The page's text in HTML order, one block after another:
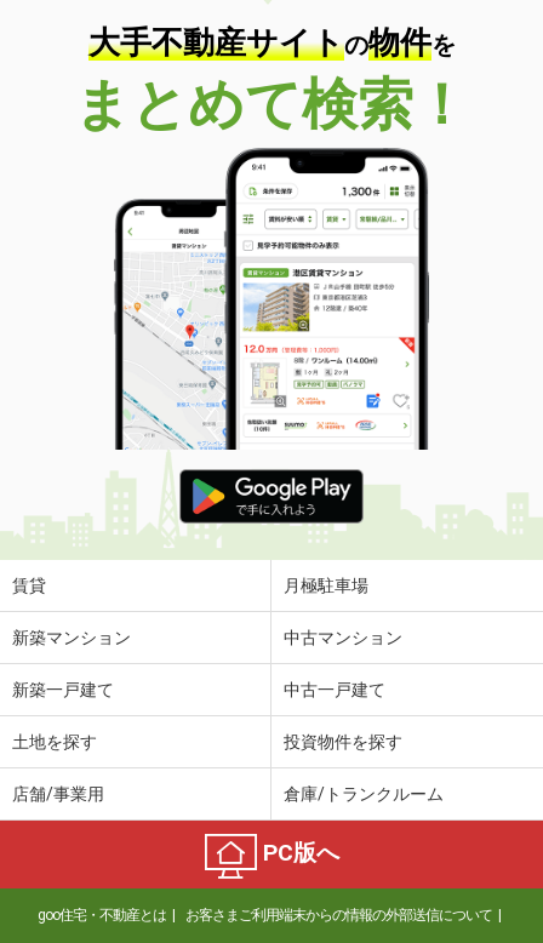
大手不動産サイトの物件を
まとめて検索！
賃貸 月極駐車場
新築マンション 中古マンション
新築一戸建て 中古一戸建て
土地を探す 投資物件を探す
店舗/事業用 倉庫/トランクルーム
PC版へ
goo住宅・不動産とは お客さまご利用端末からの情報の外部送信について